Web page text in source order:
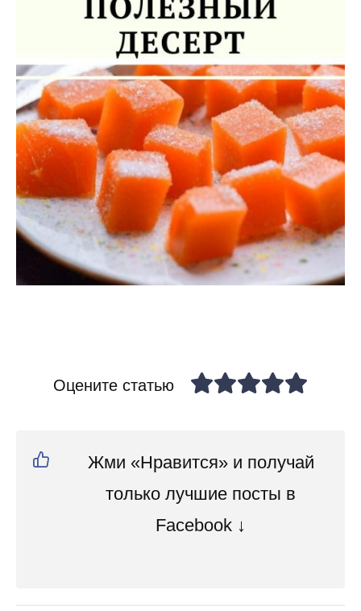
Оцените статью
Жми «Нравится» и получай
только лучшие посты в
Facebook ↓